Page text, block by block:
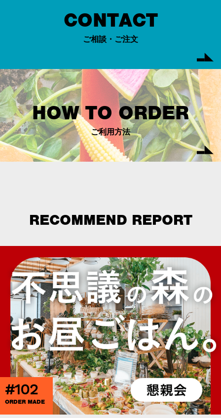
CONTACT
ご相談・ご注文
HOW TO ORDER
ご利用方法
RECOMMEND REPORT
#102
ORDER MADE